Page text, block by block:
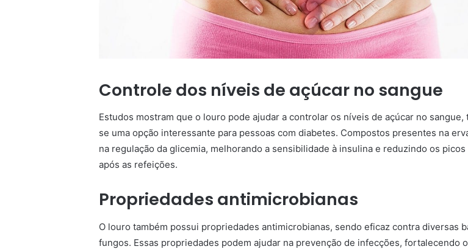
Controle dos níveis de açúcar no sangue
Estudos mostram que o louro pode ajudar a controlar os níveis de açúcar no sangue,
se uma opção interessante para pessoas com diabetes. Compostos presentes na
na regulação da glicemia, melhorando a sensibilidade à insulina e reduzindo os picos
após as refeições.
Propriedades antimicrobianas
O louro também possui propriedades antimicrobianas, sendo eficaz contra diversas
fungos. Essas propriedades podem ajudar na prevenção de infecções, fortalecendo